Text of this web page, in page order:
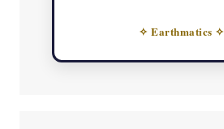
✧ Earthmatics ✧